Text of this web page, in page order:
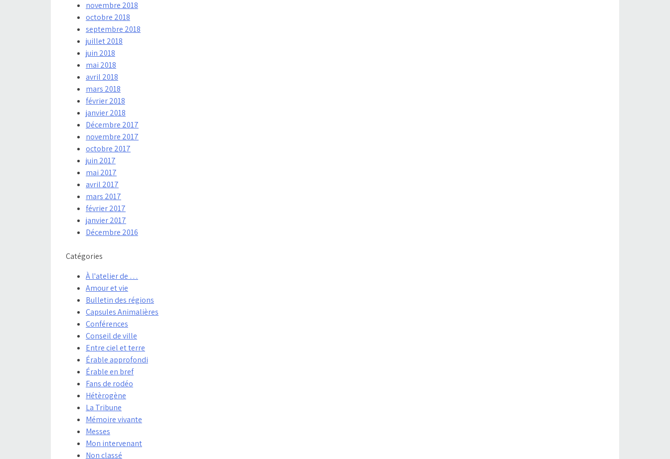
novembre 2018
octobre 2018
septembre 2018
juillet 2018
juin 2018
mai 2018
avril 2018
mars 2018
février 2018
janvier 2018
Décembre 2017
novembre 2017
octobre 2017
juin 2017
mai 2017
avril 2017
mars 2017
février 2017
janvier 2017
Décembre 2016
Catégories
À l'atelier de …
Amour et vie
Bulletin des régions
Capsules Animalières
Conférences
Conseil de ville
Entre ciel et terre
Érable approfondi
Érable en bref
Fans de rodéo
Hétèrogène
La Tribune
Mémoire vivante
Messes
Mon intervenant
Non classé